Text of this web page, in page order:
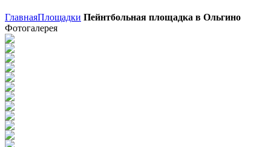
ГлавнаяПлощадки Пейнтбольная площадка в Ольгино
Фотогалерея